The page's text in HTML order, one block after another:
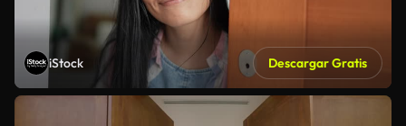
iStock Descargar Gratis